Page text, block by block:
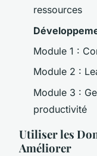
ressources
Module 1 :
Module 2 :
Module 3 :
productivité
Utiliser les
Améliorer